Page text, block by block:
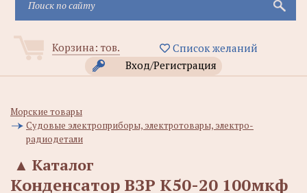
Корзина: тов.
Список желаний
Вход/Регистрация
Морские товары
Судовые электроприборы, электротовары, электро-
радиодетали
Каталог
▲
Конденсатор ВЗР К50-20 100мкф